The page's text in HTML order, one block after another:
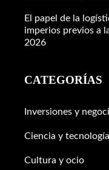
El papel de la
imperios previos a
2026
CATEGORÍAS
Inversiones y
Ciencia y tecnología
Cultura y ocio